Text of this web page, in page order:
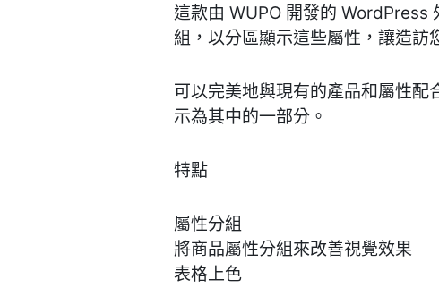
這款由 WUPO 開發的
組，以分區顯示這些屬性，讓造訪
可以完美地與現有的產品和屬性
示為其中的一部分。
特點
屬性分組
將商品屬性分組來改善視覺效果
表格上色